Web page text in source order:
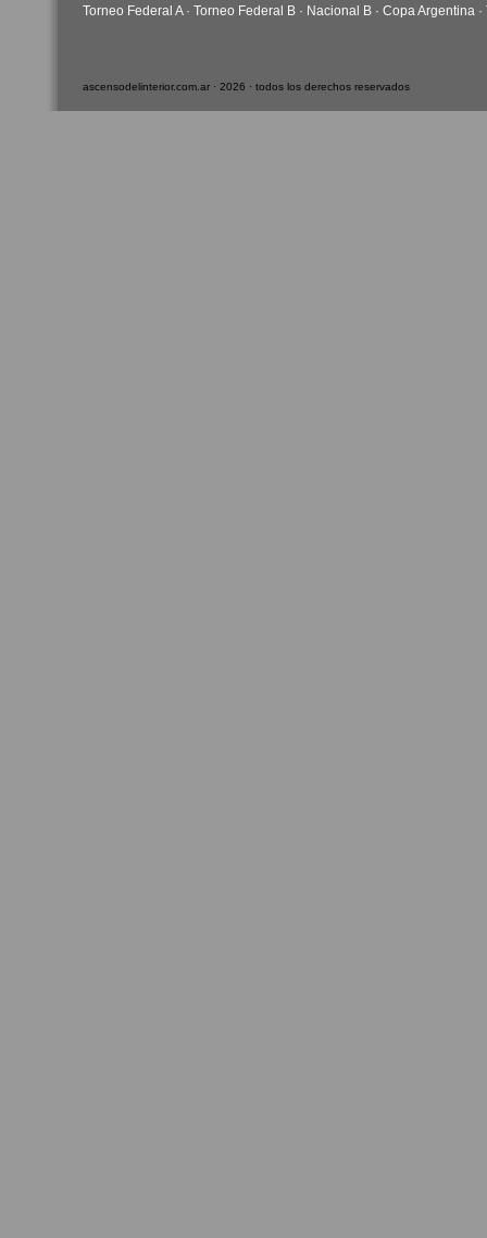
Torneo Federal A· Torneo Federal B · Nacional B · Copa Argentina ·
ascensodelinterior.com.ar · 2026 · todos los derechos reservados